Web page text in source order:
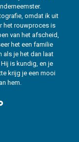
van het afscheid,
het een familie
als je het dan laat
is kundig, en je
krijg je een mooi
hem.